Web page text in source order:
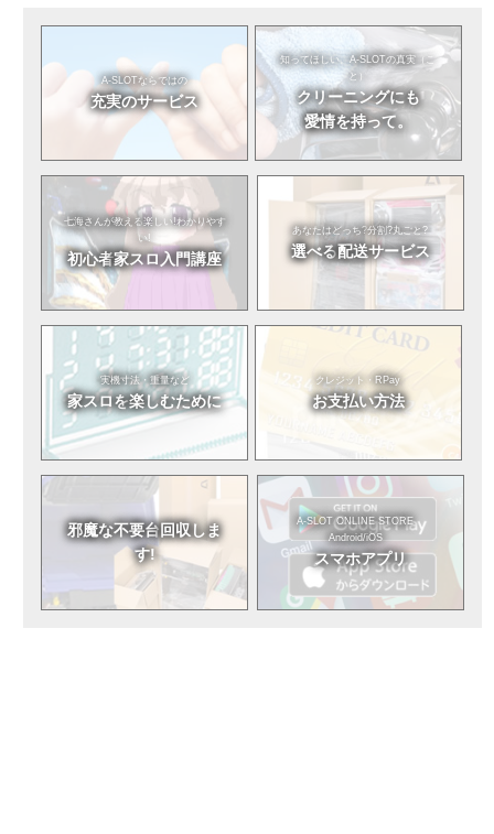
A-SLOTならではの
充実のサービス
知ってほしい。A-SLOTの真実（こ
と）
クリーニングにも
愛情を持って。
七海さんが教える楽しい!わかりやす
い!
初心者家スロ入門講座
あなたはどっち?分割?丸ごと?
選べる配送サービス
実機寸法・重量など
家スロを楽しむために
クレジット・RPay
お支払い方法
邪魔な不要台回収しま
す!
A-SLOT ONLINE STORE
Android/iOS
スマホアプリ